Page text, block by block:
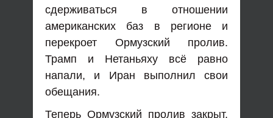
сдерживаться в отношении
американских баз в регионе и
перекроет Ормузский пролив.
Трамп и Нетаньяху всё равно
напали, и Иран выполнил свои
обещания.
Теперь Ормузский пролив закрыт,